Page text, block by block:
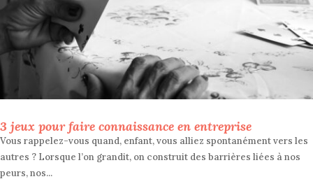
3 jeux pour faire connaissance en entreprise
Vous rappelez-vous quand, enfant, vous alliez spontanément vers les
autres ? Lorsque l’on grandit, on construit des barrières liées à nos
peurs, nos...